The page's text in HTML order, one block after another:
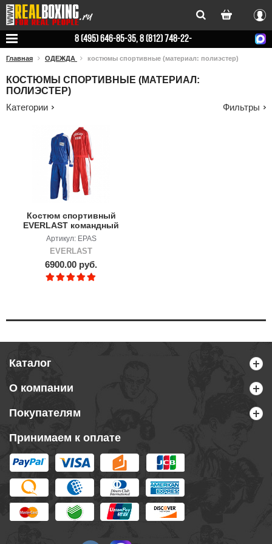
Вход
8 (495) 646-85-35, 8 (812) 748-22-
Главная ОДЕЖДА костюмы спортивные (материал: полиэстер)
КОСТЮМЫ СПОРТИВНЫЕ (МАТЕРИАЛ:
ПОЛИЭСТЕР)
Категории
Фильтры
Костюм спортивный
EVERLAST командный
Артикул: EPAS
EVERLAST
6900.00 руб.
Каталог
О компании
Покупателям
Принимаем к оплате